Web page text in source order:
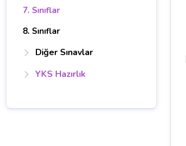
7. Sınıflar
8. Sınıflar
Diğer Sınavlar
YKS Hazırlık